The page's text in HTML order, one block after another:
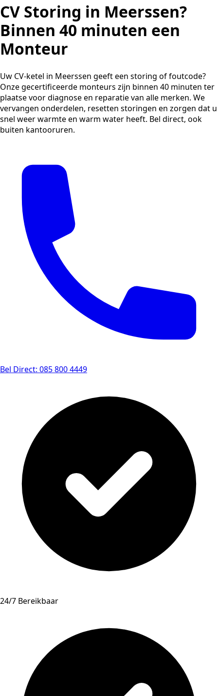
CV Storing in Meerssen?
Binnen 40 minuten een
Monteur
Uw CV-ketel in Meerssen geeft een storing of foutcode?
Onze gecertificeerde monteurs zijn binnen 40 minuten ter
plaatse voor diagnose en reparatie van alle merken. We
vervangen onderdelen, resetten storingen en zorgen dat u
snel weer warmte en warm water heeft. Bel direct, ook
buiten kantooruren.
Bel Direct: 085 800 4449
24/7 Bereikbaar